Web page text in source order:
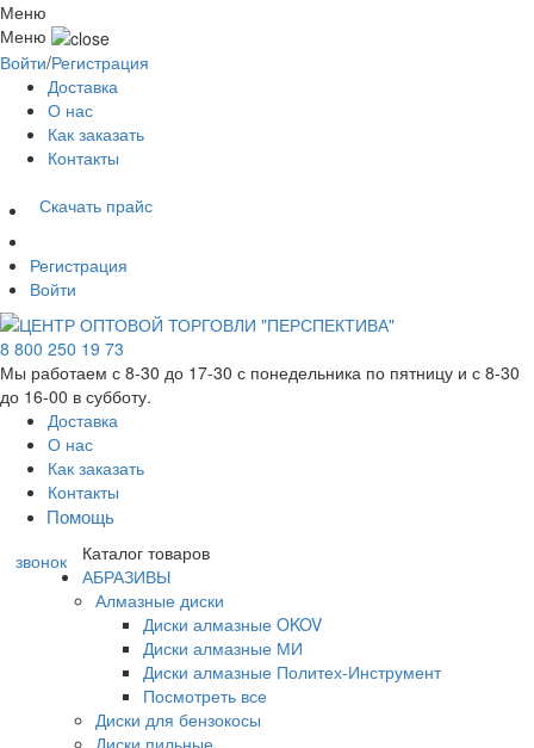
Меню
Меню
Войти/Регистрация
Доставка
О нас
Как заказать
Контакты
Скачать прайс
Регистрация
Войти
8 800 250 19 73
Мы работаем с 8-30 до 17-30 с понедельника по пятницу и с 8-30
до 16-00 в субботу.
Доставка
О нас
Как заказать
Контакты
Помощь
звонок
Каталог товаров
АБРАЗИВЫ
Алмазные диски
Диски алмазные OKOV
Диски алмазные МИ
Диски алмазные Политех-Инструмент
Посмотреть все
Диски для бензокосы